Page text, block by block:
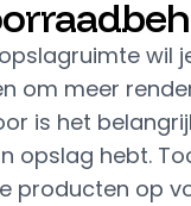
wil
om meer
is het
opslag hebt.
producten op